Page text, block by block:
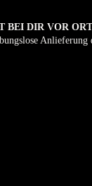
BEI DIR VOR ORT
Anlieferung